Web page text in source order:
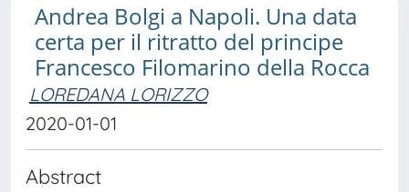
Andrea Bolgi a Napoli. Una data
certa per il ritratto del principe
Francesco Filomarino della Rocca
LOREDANA LORIZZO
2020-01-01
Abstract